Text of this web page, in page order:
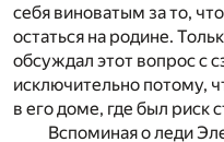
себя виноватым за то,
остаться на родине.
обсуждал этот вопрос с
исключительно потому,
в его доме, где был риск
Вспоминая о леди